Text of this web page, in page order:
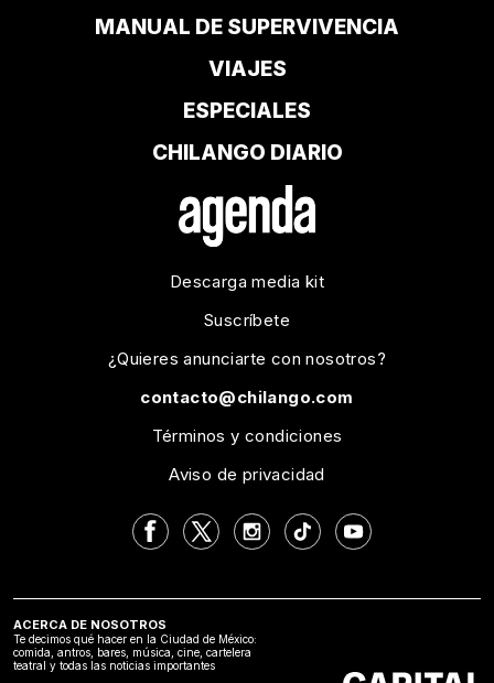
MANUAL DE SUPERVIVENCIA
VIAJES
ESPECIALES
CHILANGO DIARIO
Descarga media kit
Suscríbete
¿Quieres anunciarte con nosotros?
contacto@chilango.com
Términos y condiciones
Aviso de privacidad
ACERCA DE NOSOTROS
Te decimos qué hacer en la Ciudad de México:
comida, antros, bares, música, cine, cartelera
teatral y todas las noticias importantes